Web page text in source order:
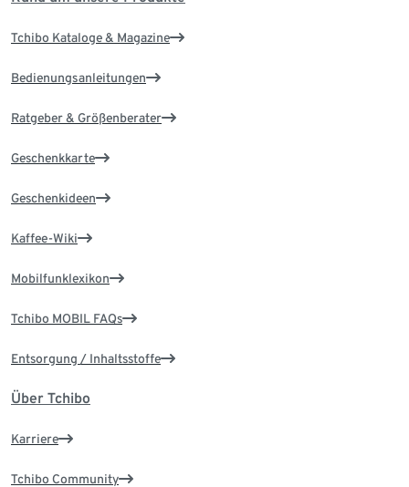
Tchibo Kataloge & Magazine
Bedienungsanleitungen
Ratgeber & Größenberater
Geschenkkarte
Geschenkideen
Kaffee-Wiki
Mobilfunklexikon
Tchibo MOBIL FAQs
Entsorgung / Inhaltsstoffe
Über Tchibo
Karriere
Tchibo Community